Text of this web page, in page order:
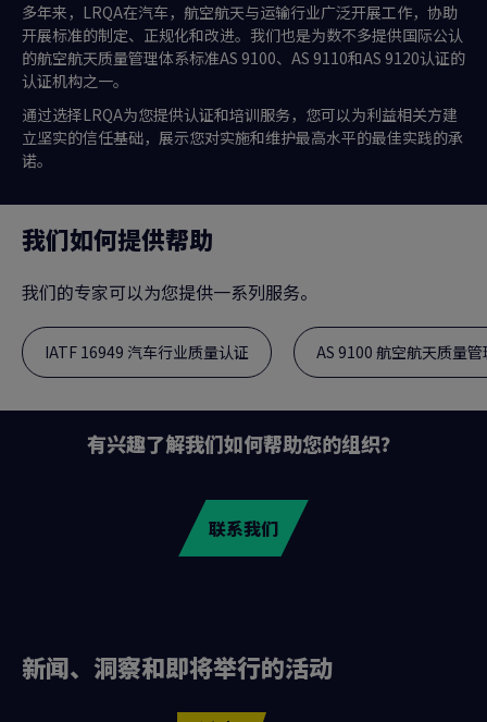
多年来，LRQA在汽车，航空航天与运输行业广泛开展工作，协助
开展标准的制定、正规化和改进。我们也是为数不多提供国际公认
的航空航天质量管理体系标准AS 9100、AS 9110和AS 9120认证的
认证机构之一。
通过选择LRQA为您提供认证和培训服务，您可以为利益相关方建
立坚实的信任基础，展示您对实施和维护最高水平的最佳实践的承
诺。
我们如何提供帮助
我们的专家可以为您提供一系列服务。
IATF 16949 汽车行业质量认证 AS 9100 航空航天质量
有兴趣了解我们如何帮助您的组织？
联系我们
新闻、洞察和即将举行的活动